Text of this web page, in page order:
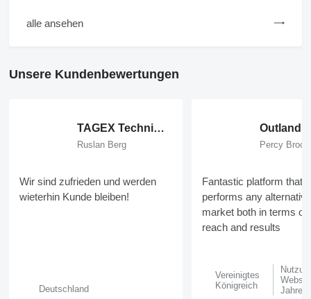
alle ansehen
Unsere Kundenbewertungen
TAGEX Technischer Handel GmbH
Ruslan Berg
Wir sind zufrieden und werden
wieterhin Kunde bleiben!
Deutschland
Percy Brock
Fantastic platform that
performs any
market both in terms of
reach and results
Vereinigtes
Königreich
Jahre